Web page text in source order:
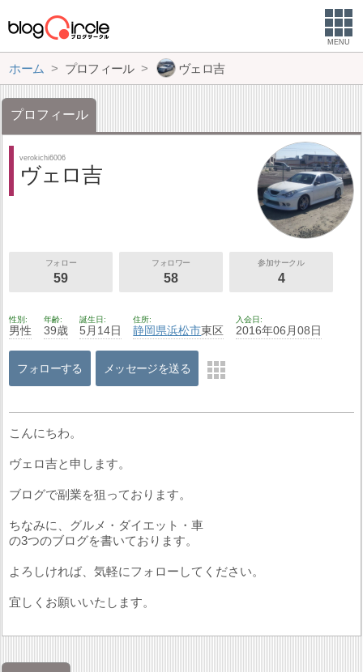
MENU
ホーム プロフィール ヴェロ吉
プロフィール
verokichi6006
ヴェロ吉
フォロー
59
フォロワー
58
参加サークル
4
性別
男性
年齢
39歳
誕生日
5月14日
住所
静岡県浜松市東区
入会日
2016年06月08日
フォローする メッセージを送る
こんにちわ。
ヴェロ吉と申します。
ブログで副業を狙っております。
ちなみに、グルメ・ダイエット・車
の3つのブログを書いております。
よろしければ、気軽にフォローしてください。
宜しくお願いいたします。